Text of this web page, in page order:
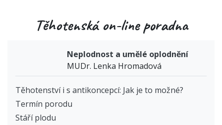
Těhotenská on-line poradna
Neplodnost a umělé oplodnění
MUDr. Lenka Hromadová
Těhotenství i s antikoncepcí: Jak je to možné?
Termín porodu
Stáří plodu